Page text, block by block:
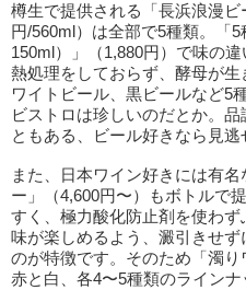
樽生で提供される「長浜浪漫
円/560ml）は全部で5種類。「
150ml）」（1,880円）で味の
熱処理をしておらず、酵母が
ワイトビール、黒ビールなど5
ビストロは珍しいのだとか。
ともある、ビール好きなら見逃
また、日本ワイン好きには有
ー」（4,600円〜）もボトルで
すく、極力酸化防止剤を使わ
味が楽しめるよう、澱引きせ
のが特徴です。そのため「濁り
赤と白、各4〜5種類のラインナ